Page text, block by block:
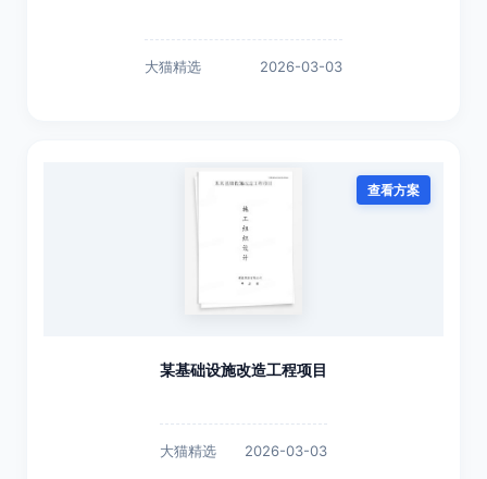
大猫精选 2026-03-03
查看方案
某基础设施改造工程项目
大猫精选 2026-03-03